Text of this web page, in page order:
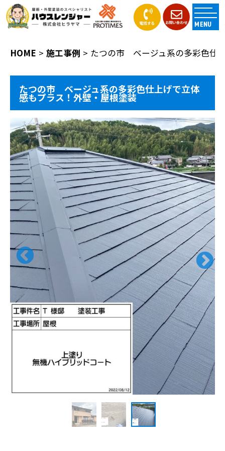
MENU
HOME 施工事例 たつの市 ベージュ系の多彩色仕
たつの市 ベージュ系の多彩色仕上げで立体
感もプラス！外壁・屋根塗装